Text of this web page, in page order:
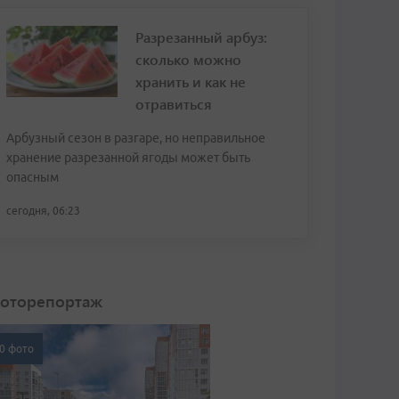
Разрезанный арбуз:
сколько можно
хранить и как не
отравиться
Арбузный сезон в разгаре, но неправильное
хранение разрезанной ягоды может быть
опасным
сегодня, 06:23
фото